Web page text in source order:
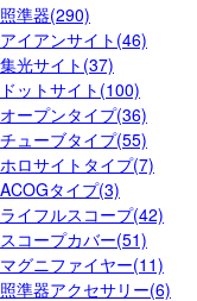
照準器(290)
アイアンサイト(46)
集光サイト(37)
ドットサイト(100)
オープンタイプ(36)
チューブタイプ(55)
ホロサイトタイプ(7)
ACOGタイプ(3)
ライフルスコープ(42)
スコープカバー(51)
マグニファイヤー(11)
照準器アクセサリー(6)